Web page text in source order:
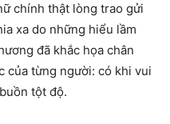
chính thật lòng trao gửi
xa do những hiểu lầm
đã khắc họa chân
của từng người: có khi vui
tột độ.